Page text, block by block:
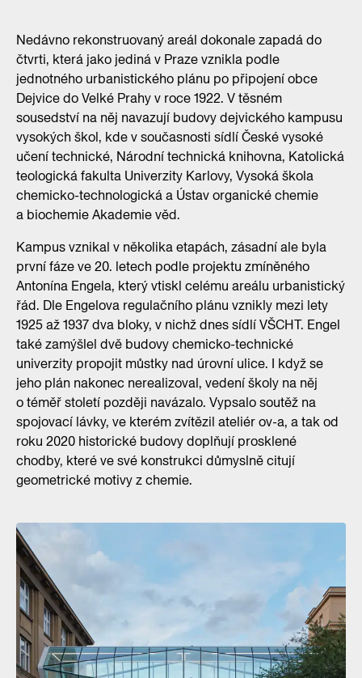
Nedávno rekonstruovaný areál dokonale zapadá do
čtvrti, která jako jediná v Praze vznikla podle
jednotného urbanistického plánu po připojení obce
Dejvice do Velké Prahy v roce 1922. V těsném
sousedství na něj navazují budovy dejvického kampusu
vysokých škol, kde v současnosti sídlí České vysoké
učení technické, Národní technická knihovna, Katolická
teologická fakulta Univerzity Karlovy, Vysoká škola
chemicko-technologická a Ústav organické chemie
a biochemie Akademie věd.
Kampus vznikal v několika etapách, zásadní ale byla
první fáze ve 20. letech podle projektu zmíněného
Antonína Engela, který vtiskl celému areálu urbanistický
řád. Dle Engelova regulačního plánu vznikly mezi lety
1925 až 1937 dva bloky, v nichž dnes sídlí VŠCHT. Engel
také zamýšlel dvě budovy chemicko-technické
univerzity propojit můstky nad úrovní ulice. I když se
jeho plán nakonec nerealizoval, vedení školy na něj
o téměř století později navázalo. Vypsalo soutěž na
spojovací lávky, ve kterém zvítězil ateliér ov-a, a tak od
roku 2020 historické budovy doplňují prosklené
chodby, které ve své konstrukci důmyslně citují
geometrické motivy z chemie.